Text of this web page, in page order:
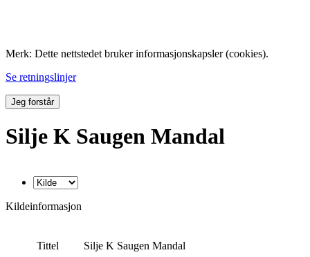
Merk: Dette nettstedet bruker informasjonskapsler (cookies).
Se retningslinjer
Jeg forstår
Silje K Saugen Mandal
Kildeinformasjon
Tittel
Silje K Saugen Mandal